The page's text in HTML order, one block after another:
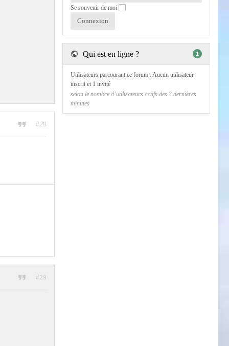
#28
#29
Se souvenir de moi
Qui est en ligne ? 1
Utilisateurs parcourant ce forum : Aucun utilisateur
inscrit et 1 invité
selon le nombre d’utilisateurs actifs des 3 dernières
minutes